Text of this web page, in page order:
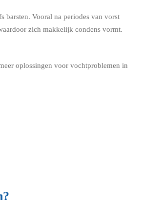
barsten. Vooral na periodes van vorst
zich makkelijk condens vormt.
oplossingen voor vochtproblemen in